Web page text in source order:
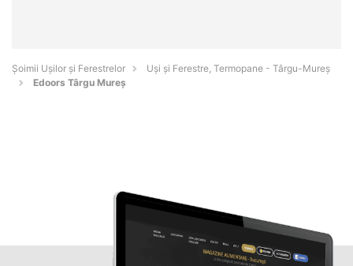
Șoimii Ușilor și Ferestrelor
Uși și Ferestre, Termopane - Târgu-Mureş
Edoors Târgu Mureș